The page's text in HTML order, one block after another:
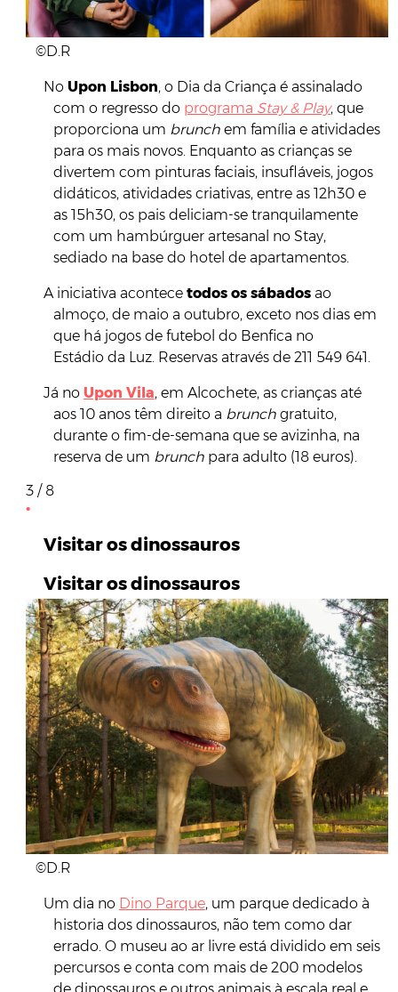
©D.R
No Upon Lisbon, o Dia da Criança é assinalado
com o regresso do programa Stay & Play, que
proporciona um brunch em família e atividades
para os mais novos. Enquanto as crianças se
divertem com pinturas faciais, insufláveis, jogos
didáticos, atividades criativas, entre as 12h30 e
as 15h30, os pais deliciam-se tranquilamente
com um hambúrguer artesanal no Stay,
sediado na base do hotel de apartamentos.
A iniciativa acontece todos os sábadosao
almoço, de maio a outubro, exceto nos dias em
que há jogos de futebol do Benfica no
Estádio da Luz. Reservas através de 211 549 641.
Já no Upon Vila, em Alcochete, as crianças até
aos 10 anos têm direito a brunch gratuito,
durante o fim-de-semana que se avizinha, na
reserva de um brunch para adulto (18 euros).
3 / 8
Visitar os dinossauros
Visitar os dinossauros
©D.R
Um dia no Dino Parque, um parque dedicado à
historia dos dinossauros, não tem como dar
errado. O museu ao ar livre está dividido em seis
percursos e conta com mais de 200 modelos
de dinossauros e outros animais à escala real e